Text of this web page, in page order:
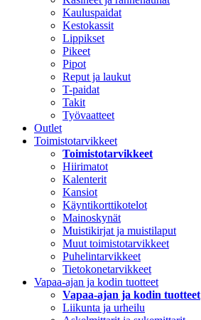
Kauluspaidat
Kestokassit
Lippikset
Pikeet
Pipot
Reput ja laukut
T-paidat
Takit
Työvaatteet
Outlet
Toimistotarvikkeet
Toimistotarvikkeet
Hiirimatot
Kalenterit
Kansiot
Käyntikorttikotelot
Mainoskynät
Muistikirjat ja muistilaput
Muut toimistotarvikkeet
Puhelintarvikkeet
Tietokonetarvikkeet
Vapaa-ajan ja kodin tuotteet
Vapaa-ajan ja kodin tuotteet
Liikunta ja urheilu